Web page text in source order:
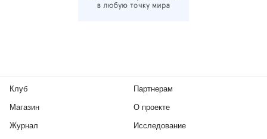
Клуб
Магазин
Журнал
Партнерам
О проекте
Исследование